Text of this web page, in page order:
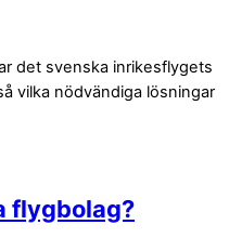
det svenska inrikesflygets
vilka nödvändiga lösningar
flygbolag?